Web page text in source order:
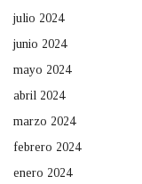
julio 2024
junio 2024
mayo 2024
abril 2024
marzo 2024
febrero 2024
enero 2024